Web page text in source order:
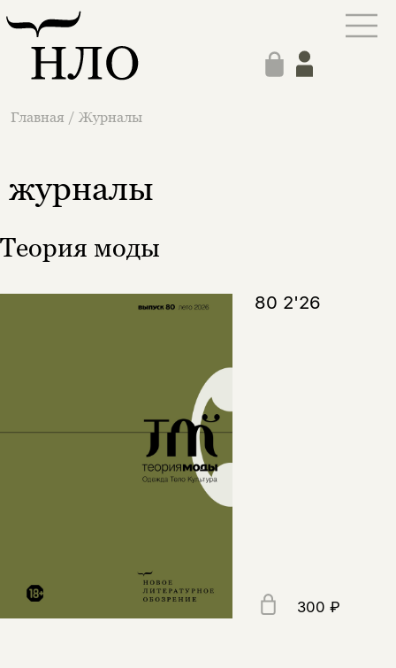
Главная / Журналы
журналы
Теория моды
80 2'26
300 ₽